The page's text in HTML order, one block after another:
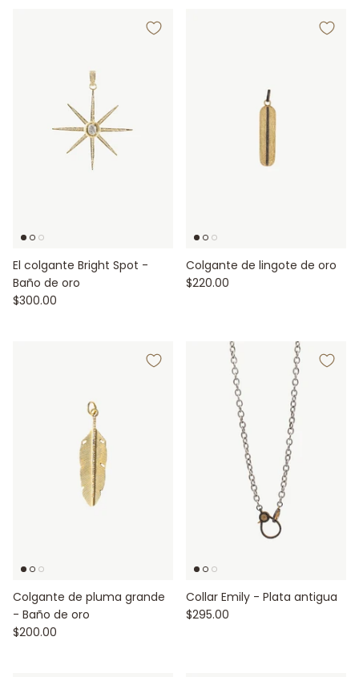
El colgante Bright Spot -
Baño de oro
$300.00
Colgante de lingote de oro
$220.00
Colgante de pluma grande
- Baño de oro
$200.00
Collar Emily - Plata antigua
$295.00